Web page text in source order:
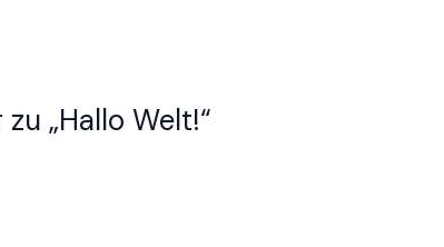
„Hallo Welt!“